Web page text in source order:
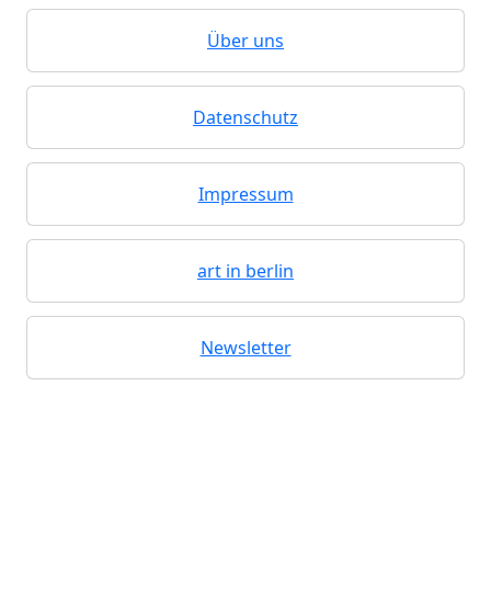
Über uns
Datenschutz
Impressum
art in berlin
Newsletter